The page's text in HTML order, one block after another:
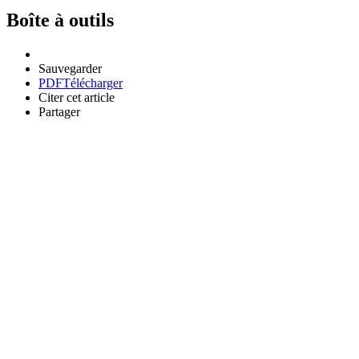
Boîte à outils
Sauvegarder
PDFTélécharger
Citer cet article
Partager